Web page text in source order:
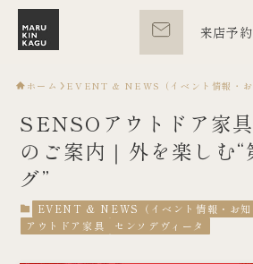
来店予
ホーム EVENT & NEWS（イベント情報・お
SENSOアウトドア家
のご案内｜外を楽しむ“
グ”
EVENT & NEWS（イベント情報・お知
アウトドア家具
センソデヴィータ